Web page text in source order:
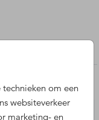
om een
websiteverkeer
marketing- en